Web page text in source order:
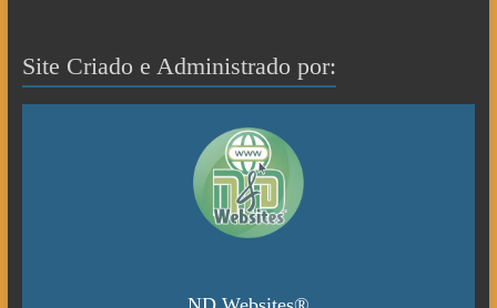
Site Criado e Administrado por: